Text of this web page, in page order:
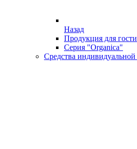
Назад
Продукция для
Серия "Organica"
Средства